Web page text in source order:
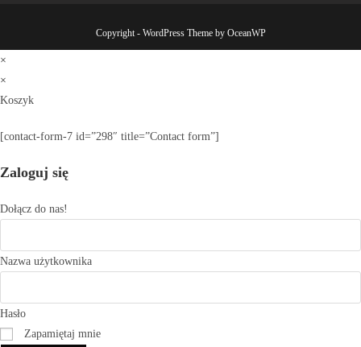
Copyright - WordPress Theme by OceanWP
×
×
Koszyk
[contact-form-7 id=”298″ title=”Contact form”]
Zaloguj się
Dołącz do nas!
Nazwa użytkownika
Hasło
Zapamiętaj mnie